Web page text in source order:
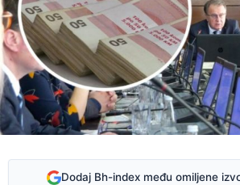
Dodaj Bh-index među omiljene